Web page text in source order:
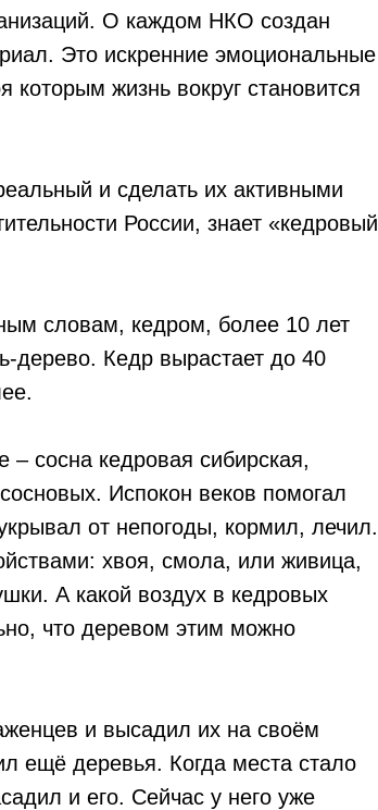
О каждом НКО создан
Это искренние эмоциональные
жизнь вокруг становится
и сделать их активными
России, знает «кедровый
словам, кедром, более 10 лет
дерево. Кедр вырастает до 40
– сосна кедровая сибирская,
Испокон веков помогал
от непогоды, кормил, лечил.
хвоя, смола, или живица,
А какой воздух в кедровых
что деревом этим можно
и высадил их на своём
ещё деревья. Когда места стало
и его. Сейчас у него уже